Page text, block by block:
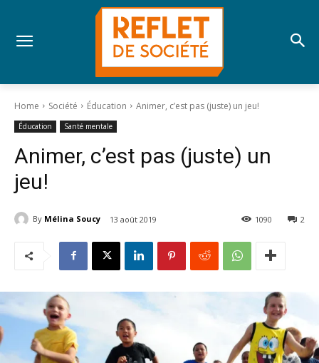
Home Société Éducation Animer, c’est pas (juste) un jeu!
Éducation Santé mentale
Animer, c’est pas (juste) un
jeu!
By Mélina Soucy 13 août 2019 2
1090